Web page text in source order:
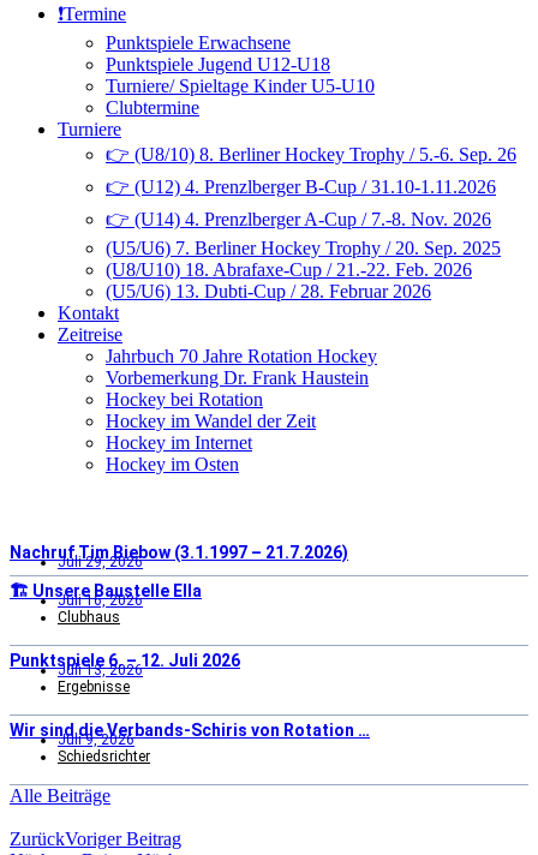
❗️Termine
Punktspiele Erwachsene
Punktspiele Jugend U12-U18
Turniere/ Spieltage Kinder U5-U10
Clubtermine
Turniere
👉 (U8/10) 8. Berliner Hockey Trophy / 5.-6. Sep. 26
👉 (U12) 4. Prenzlberger B-Cup / 31.10-1.11.2026
👉 (U14) 4. Prenzlberger A-Cup / 7.-8. Nov. 2026
(U5/U6) 7. Berliner Hockey Trophy / 20. Sep. 2025
(U8/U10) 18. Abrafaxe-Cup / 21.-22. Feb. 2026
(U5/U6) 13. Dubti-Cup / 28. Februar 2026
Kontakt
Zeitreise
Jahrbuch 70 Jahre Rotation Hockey
Vorbemerkung Dr. Frank Haustein
Hockey bei Rotation
Hockey im Wandel der Zeit
Hockey im Internet
Hockey im Osten
Juli 29, 2026
Nachruf Tim Biebow (3.1.1997 – 21.7.2026)
Juli 16, 2026
🏗️ Unsere Baustelle Ella
Clubhaus
Juli 13, 2026
Punktspiele 6. – 12. Juli 2026
Ergebnisse
Juli 9, 2026
Wir sind die Verbands-Schiris von Rotation …
Schiedsrichter
Alle Beiträge
ZurückVoriger Beitrag